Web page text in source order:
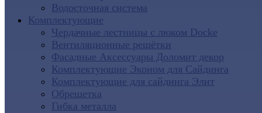
Водосточная система
Комплектующие
Чердачные лестницы с люком Docke
Вентиляционные решётки
Фасадные Аксессуары Доломит декор
Комплектующие Эконом для Сайдинга
Комплектующие для cайдинга Элит
Обрешетка
Гибка металла